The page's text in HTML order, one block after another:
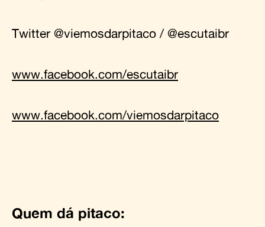
Twitter @viemosdarpitaco / @escutaibr
www.facebook.com/escutaibr
www.facebook.com/viemosdarpitaco
Quem dá pitaco: